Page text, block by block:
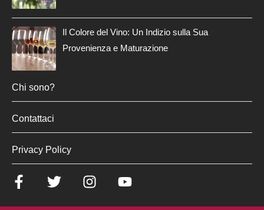
Il Colore del Vino: Un Indizio sulla Sua
Provenienza e Maturazione
Chi sono?
Contattaci
Privacy Policy